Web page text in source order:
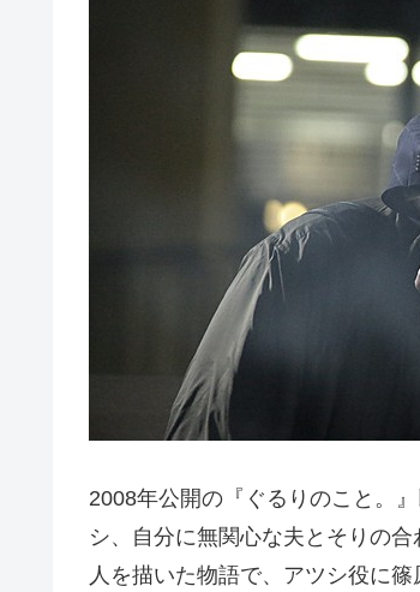
2008年公開の『ぐるりのこと。
シ、自分に無関心な夫とそりの
人を描いた物語で、アツシ役に